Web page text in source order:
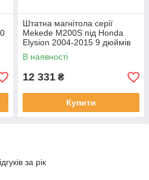
Штатна магнітола серії
Mekede M200S під Honda
Elysion 2004-2015 9 дюймів
В наявності
12 331 ₴
Купити
за рік